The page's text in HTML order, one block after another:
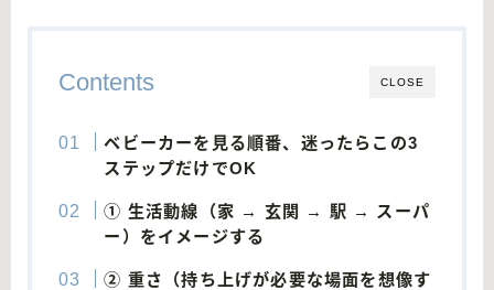
CLOSE
Contents
ベビーカーを見る順番、迷ったらこの3
ステップだけでOK
① 生活動線（家 → 玄関 → 駅 → スーパ
ー）をイメージする
② 重さ（持ち上げが必要な場面を想像す